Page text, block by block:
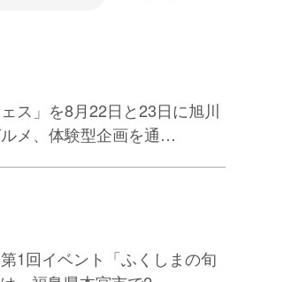
ス」を8月22日と23日に旭川
メ、体験型企画を通…
1回イベント「ふくしまの旬